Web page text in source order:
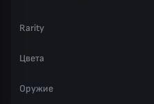
Rarity
Цвета
Оружие